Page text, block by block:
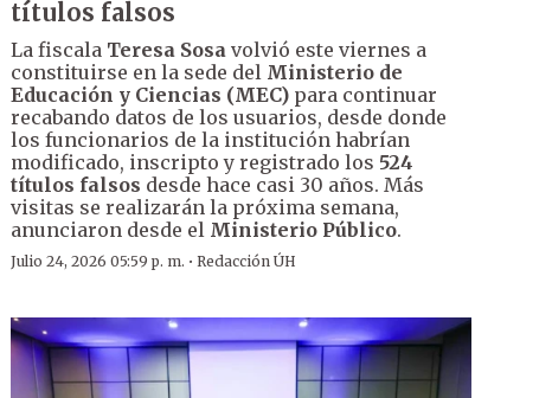
títulos falsos
La fiscala Teresa Sosa volvió este viernes a
constituirse en la sede del Ministerio de
Educación y Ciencias (MEC)para continuar
recabando datos de los usuarios, desde donde
los funcionarios de la institución habrían
modificado, inscripto y registrado los 524
títulos falsos desde hace casi 30 años. Más
visitas se realizarán la próxima semana,
anunciaron desde el Ministerio Público.
Julio 24, 2026 05:59 p. m. · Redacción ÚH